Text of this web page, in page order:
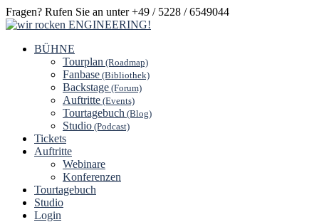
Fragen? Rufen Sie an unter +49 / 5228 / 6549044
BÜHNE
Tourplan (Roadmap)
Fanbase (Bibliothek)
Backstage (Forum)
Auftritte (Events)
Tourtagebuch (Blog)
Studio (Podcast)
Tickets
Auftritte
Webinare
Konferenzen
Tourtagebuch
Studio
Login